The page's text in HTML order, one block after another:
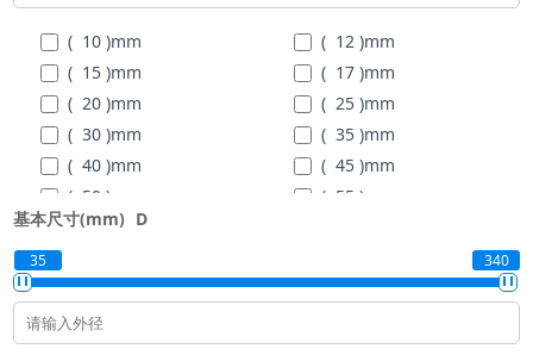
( 10 )mm ( 12 )mm
( 15 )mm ( 17 )mm
( 20 )mm ( 25 )mm
( 30 )mm ( 35 )mm
( 40 )mm ( 45 )mm
( 50 )
( 55 )
( 60 )mm
( 80 )mm ( 85 )mm
( 90 )
( 100 )mm ( 105 )mm
基本尺寸(mm) D
35 340